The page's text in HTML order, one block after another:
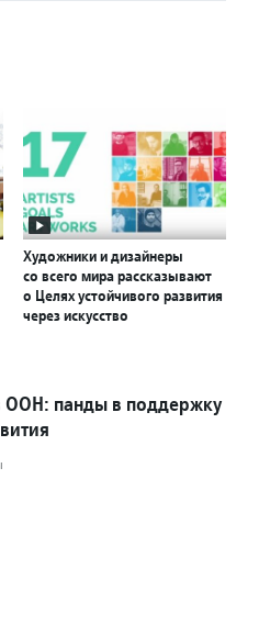
Художники и дизайнеры
со всего мира рассказывают
о Целях устойчивого развития
через искусство
ООН: панды в поддержку